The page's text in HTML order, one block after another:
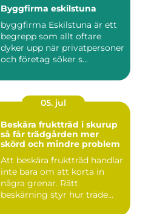
Byggfirma eskilstuna
byggfirma Eskilstuna är ett
begrepp som allt oftare
dyker upp när privatpersoner
och företag söker s...
05. jul
Beskära fruktträd i skurup
så får trädgården mer
skörd och mindre problem
Att beskära fruktträd handlar
inte bara om att korta in
några grenar. Rätt
beskärning styr hur träde...